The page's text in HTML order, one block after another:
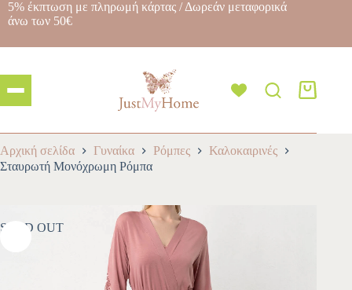
5% έκπτωση με πληρωμή κάρτας / Δωρεάν μεταφορικά
άνω των 50€
Αρχική σελίδα Γυναίκα Ρόμπες
Καλοκαιρινές
Σταυρωτή Μονόχρωμη Ρόμπα
SOLD OUT